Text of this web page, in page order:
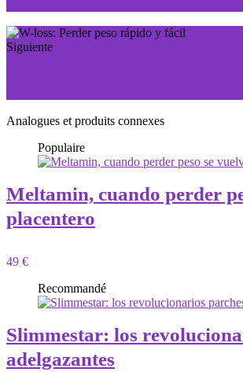
Siguiente
Analogues et produits connexes
Populaire
Meltamin, cuando perder
placentero
49 €
Recommandé
Slimmestar: los
adelgazantes